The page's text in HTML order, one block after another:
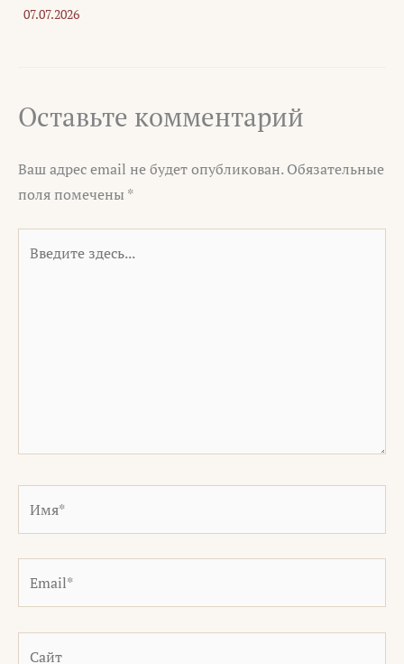
07.07.2026
Оставьте комментарий
Ваш адрес email не будет опубликован. Обязательные
поля помечены *
здесь...